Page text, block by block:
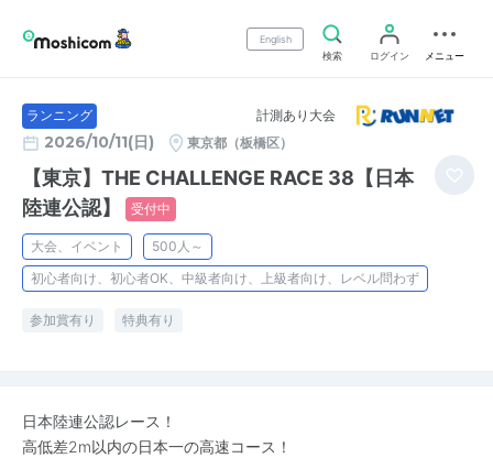
English
検索
ログイン メニュー
ランニング 計測あり大会
2026/10/11(日) 東京都（板橋区）
【東京】THE CHALLENGE RACE 38【日本
陸連公認】
受付中
大会、イベント
500人～
初心者向け、初心者OK、中級者向け、上級者向け、レベル問わず
参加賞有り 特典有り
日本陸連公認レース！
高低差2m以内の日本一の高速コース！